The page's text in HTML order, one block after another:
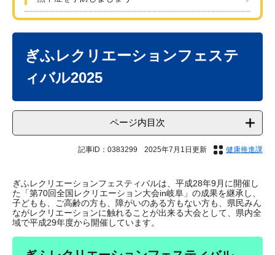
ぎふレクリエーションフェステ
ィバル2025
ページ内目次
記事ID：0383299 2025年7月1日更新 健康推進課
ぎふレクリエーションフェスティバルは、平成28年9月に開催し
た「第70回全国レクリエーション大会in岐阜」の成果を継承し、
子どもも、ご高齢の方も、障がいのある方もない方も、県民みん
ながレクリエーションに触れることが出来る大会として、県内全
域で平成29年度から開催しています。